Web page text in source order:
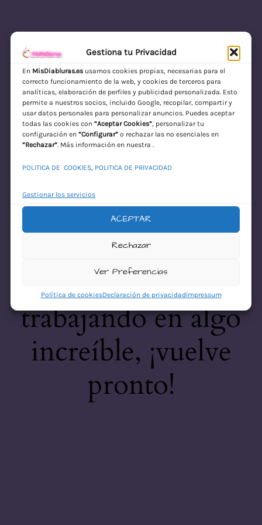
Gestiona tu Privacidad
En MisDiabluras.esusamos cookies propias, necesarias para el
correcto funcionamiento de la web, y cookies de terceros para
analíticas, elaboración de perfiles y publicidad personalizada. Esto
permite a nuestros socios, incluido Google, recopilar, compartir y
usar datos personales para personalizar anuncios. Puedes aceptar
todas las cookies con “Aceptar Cookies”, personalizar tu
configuración en “Configurar”o rechazar las no esenciales en
“Rechazar”. Más información en nuestra .
POLITICA DE COOKIES, POLITICA DE PRIVACIDAD
Gestionar los servicios
ACEPTAR
Rechazar
Ver Preferencias
Política de cookiesDeclaración de privacidadImpressum
MisDiabluras | Sexshop Online con Envío
Discreto en España
Acceder
¡Disculpa este
desastre! Estamos
trabajando en algo
increíble, ¡vuelve
pronto!